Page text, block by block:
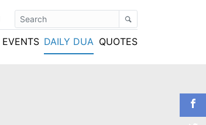
EVENTS DAILY DUA QUOTES